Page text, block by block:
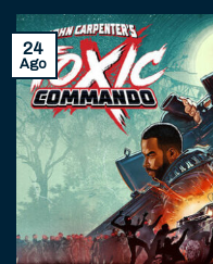
24
Ago